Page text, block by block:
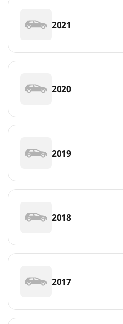
2021
2020
2019
2018
2017